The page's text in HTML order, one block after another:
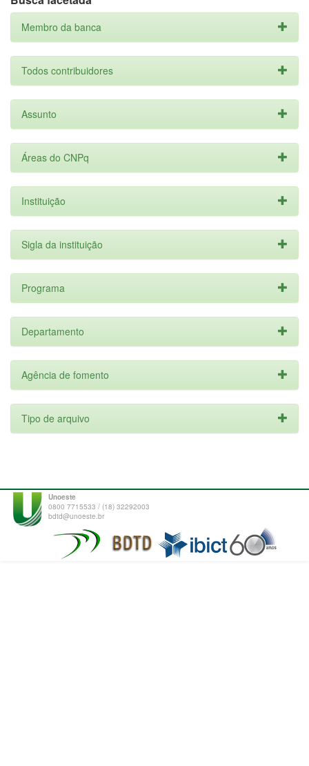
Membro da banca
Todos contribuidores
Assunto
Áreas do CNPq
Instituição
Sigla da instituição
Programa
Departamento
Agência de fomento
Tipo de arquivo
Unoeste
0800 7715533 / (18) 32292003
bdtd@unoeste.br